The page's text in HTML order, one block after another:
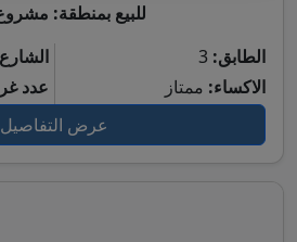
للبيع بمنطقة:
عدد
الطابق:
الاكساء: ممتاز
عرض التفاصيل